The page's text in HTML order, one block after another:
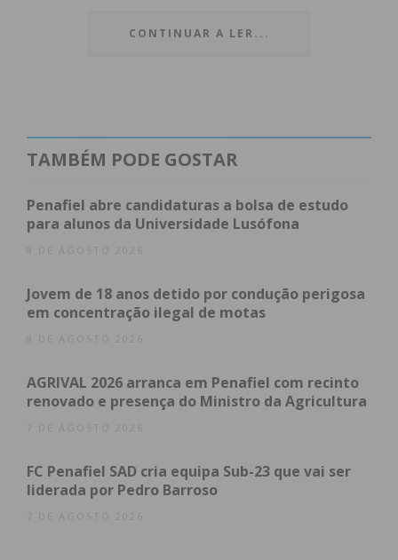
Subscreva a newsletter do
Assine nossa newsletter por e-mail e
obtenha de forma regular a informação
Eu li e concordo com ostermos e
condições
CONTINUAR A LER...
TAMBÉM PODE GOSTAR
Penafiel abre candidaturas a bolsa de estudo
para alunos da Universidade Lusófona
8 DE AGOSTO 2026
Jovem de 18 anos detido por condução perigosa
em concentração ilegal de motas
8 DE AGOSTO 2026
AGRIVAL 2026 arranca em Penafiel com recinto
renovado e presença do Ministro da Agricultura
7 DE AGOSTO 2026
FC Penafiel SAD cria equipa Sub-23 que vai ser
liderada por Pedro Barroso
7 DE AGOSTO 2026